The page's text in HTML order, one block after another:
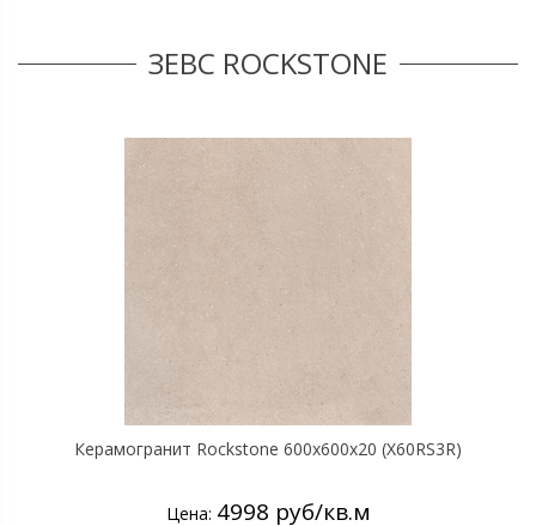
ЗЕВС ROCKSTONE
Керамогранит Rockstone 600х600х20 (X60RS3R)
Цена: 4998 руб/кв.м